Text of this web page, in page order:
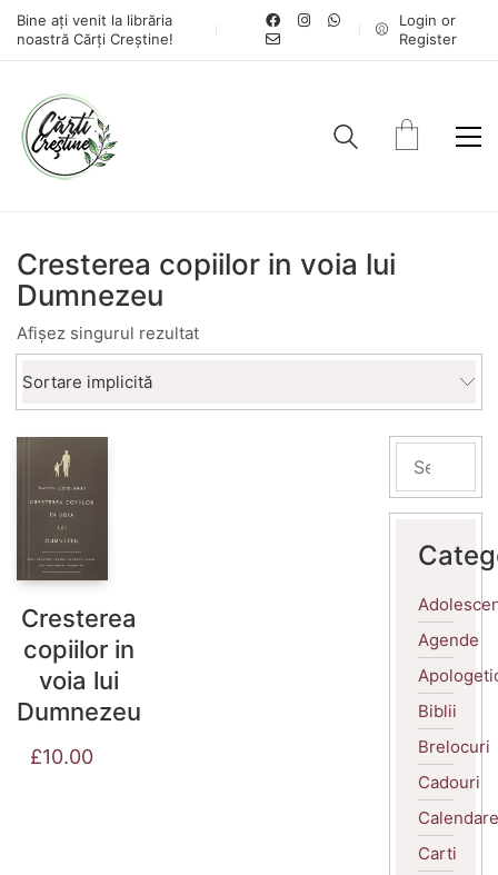
Bine ați venit la librăria
noastră Cărți Creștine!
Login or
Register
Cresterea copiilor in voia lui
Dumnezeu
Afișez singurul rezultat
Sortare implicită
Cresterea
copiilor in
voia lui
Dumnezeu
£10.00
Agende
Biblii
Brelocuri
Cadouri
Calendare
Carti